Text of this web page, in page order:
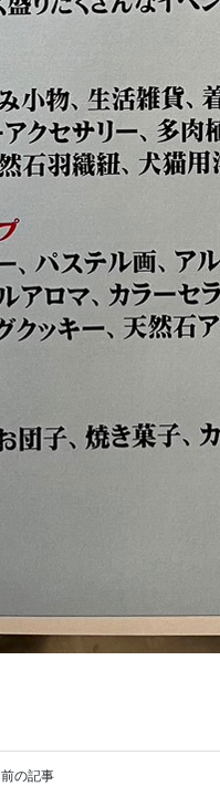
前の記事